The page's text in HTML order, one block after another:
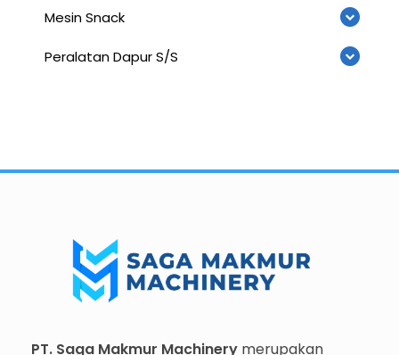
Mesin Snack
Peralatan Dapur S/S
PT. Saga Makmur Machinery merupakan